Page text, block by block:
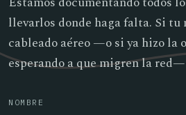
llevarlos donde haga falta. Si
cableado aéreo —o si ya hizo la
esperando a que migren la
NOMBRE